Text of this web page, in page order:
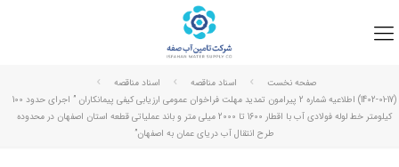
صفحه نخست اسناد مناقصه
اسناد مناقصه
(1402-01-17) اطلاعیه شماره 2 پیرامون تمدید مهلت فراخوان عمومی ارزیابی کیفی پیمانکاران ” اجرای حدود 100
کیلومتر خط لوله فولادی آب با اقطار 1600 تا 2000 میلی متر و باند عملیاتی قطعه استان اصفهان در محدوده
طرح انتقال آب دریای عمان به اصفهان”